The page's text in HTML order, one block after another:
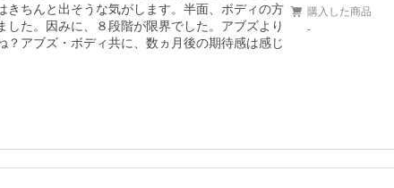
ちんと出そうな気がします。半面、ボディの方
た。因みに、８段階が限界でした。アブズより
アブズ・ボディ共に、数ヵ月後の期待感は感じ
購入した商品
-